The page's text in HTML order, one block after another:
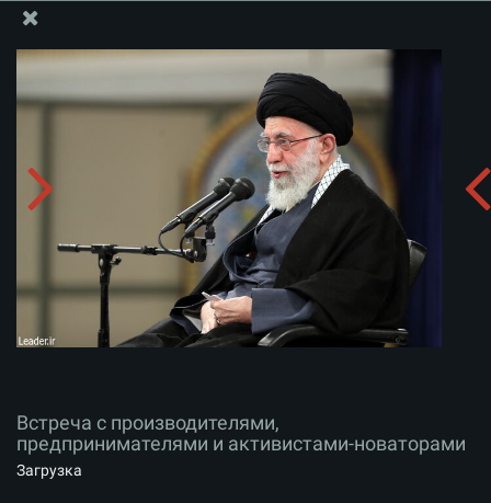
Информационный блок офиса Великого Лидера
Встреча с производителями, предпринимателями и
активистами-новаторами
Скачать альбом:
Встреча с производителями,
предпринимателями и активистами-новаторами
Загрузка